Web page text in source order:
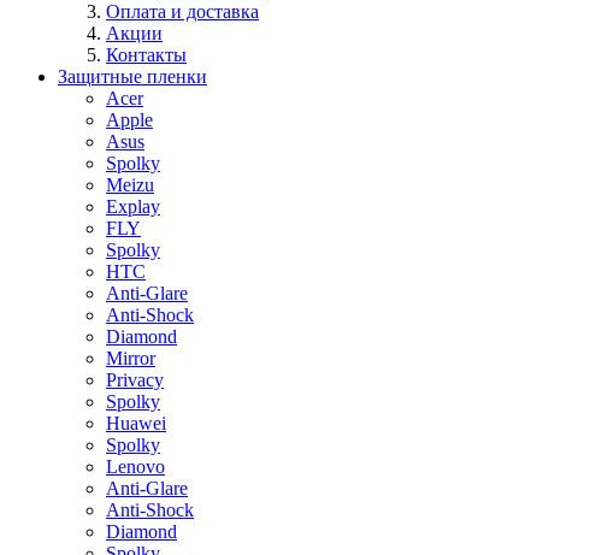
Оплата и доставка
Акции
Контакты
Защитные пленки
Acer
Apple
Asus
Spolky
Meizu
Explay
FLY
Spolky
HTC
Anti-Glare
Anti-Shock
Diamond
Mirror
Privacy
Spolky
Huawei
Spolky
Lenovo
Anti-Glare
Anti-Shock
Diamond